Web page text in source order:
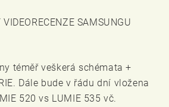
SAMSUNGU
téměř veškerá schémata +
Dále bude v řádu dní vložena
520 vs LUMIE 535 vč.